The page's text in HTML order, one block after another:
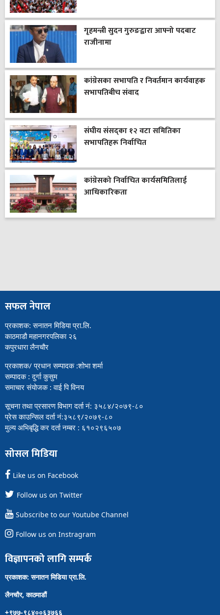
गृहमन्त्री सुदन गुरुङद्वारा आफ्नो पदबाट
राजीनामा
कांग्रेसका सभापति र निवर्तमान कार्यवाहक
सभापतिबीच संवाद
संघीय संसद्का १२ वटा समितिका
सभापतिहरू निर्वाचित
कांग्रेसको निर्वाचित कार्यसमितिलाई
आधिकारिकता
सफल नेपाल
प्रकाशक: सनातन मिडिया प्रा.लि.
काठमाडौ महानगरपलिका २६
कपुरधारा लैनचौर
प्रकाशक/ प्रधान सम्पादक :शोभा शर्मा
सम्पादक : दुर्गा कुसुम
समाचार संयोजक : वाई पि विनय
सूचना तथा प्रसारण विभाग दर्ता नं: ३५८४/२०७९-८०
प्रेस काउन्सिल दर्ता नं:३५८९/२०७९-८०
मुल्य अभिबृद्धि कर दर्ता नम्बर : ६१०२९६५०७
सोसल मिडिया
Like us on Facebook
Follow us on Twitter
Subscribe to our Youtube Channel
Follow us on Instragram
विज्ञापनको लागि सम्पर्क
प्रकाशक: सनातन मिडिया प्रा.लि.
लैनचौर, काठमाडौं
+९७७-९८४००६३७६६